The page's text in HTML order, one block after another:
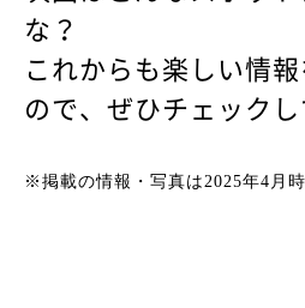
な？
これからも楽しい情
ので、ぜひチェック
※掲載の情報・写真は2025年4月時